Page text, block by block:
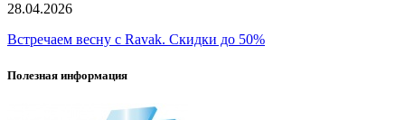
28.04.2026
Встречаем весну с Ravak. Скидки до 50%
Полезная информация